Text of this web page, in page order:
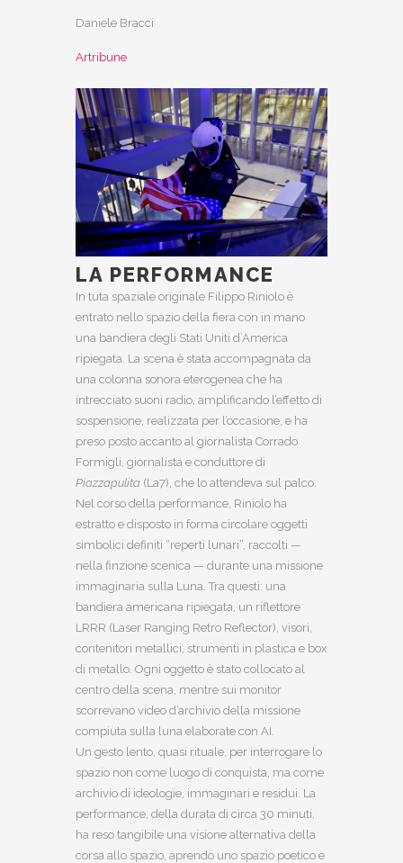
Daniele Bracci
Artribune
LA PERFORMANCE
In tuta spaziale originale Filippo Riniolo è
entrato nello spazio della fiera con in mano
una bandiera degli Stati Uniti d’America
ripiegata. La scena è stata accompagnata da
una colonna sonora eterogenea che ha
intrecciato suoni radio, amplificando l’effetto di
sospensione, realizzata per l’occasione, e ha
preso posto accanto al giornalista Corrado
Formigli, giornalista e conduttore di
Piazzapulita (La7), che lo attendeva sul palco.
Nel corso della performance, Riniolo ha
estratto e disposto in forma circolare oggetti
simbolici definiti “reperti lunari”, raccolti —
nella finzione scenica — durante una missione
immaginaria sulla Luna. Tra questi: una
bandiera americana ripiegata, un riflettore
LRRR (Laser Ranging Retro Reflector), visori,
contenitori metallici, strumenti in plastica e box
di metallo. Ogni oggetto è stato collocato al
centro della scena, mentre sui monitor
scorrevano video d’archivio della missione
compiuta sulla luna elaborate con AI.
Un gesto lento, quasi rituale, per interrogare lo
spazio non come luogo di conquista, ma come
archivio di ideologie, immaginari e residui. La
performance, della durata di circa 30 minuti,
ha reso tangibile una visione alternativa della
corsa allo spazio, aprendo uno spazio poetico e